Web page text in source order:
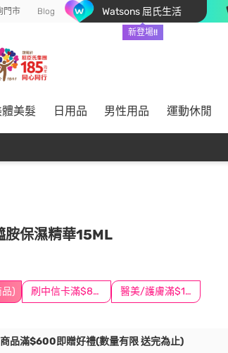
門市 Blog Watsons 屈氏生活
新登場!!
體美髮 日用品 男性用品 運動休閒
胺保濕精華15ML
) 刷中信卡滿$888送3萬點 醫美/護膚滿$1200送$200
品滿$600即贈好禮(數量有限 送完為止)